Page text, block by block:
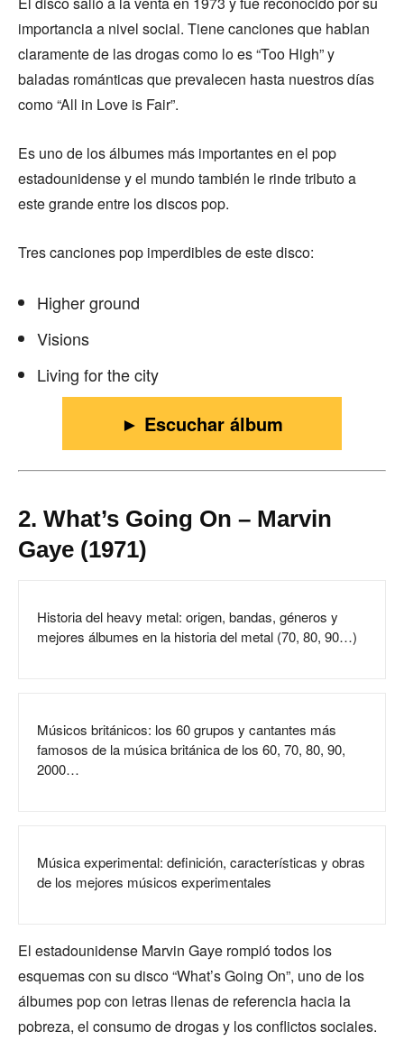
importancia a nivel social. Tiene canciones que hablan
claramente de las drogas como lo es “Too High” y
baladas románticas que prevalecen hasta nuestros días
como “All in Love is Fair”.
Es uno de los álbumes más importantes en el pop
estadounidense y el mundo también le rinde tributo a
este grande entre los discos pop.
Tres canciones pop imperdibles de este disco:
Higher ground
Visions
Living for the city
► Escuchar álbum
2. What’s Going On – Marvin
Gaye (1971)
Historia del heavy metal: origen, bandas, géneros y
mejores álbumes en la historia del metal (70, 80, 90…)
Músicos británicos: los 60 grupos y cantantes más
famosos de la música británica de los 60, 70, 80, 90,
2000…
Música experimental: definición, características y obras
de los mejores músicos experimentales
El estadounidense Marvin Gaye rompió todos los
esquemas con su disco “What’s Going On”, uno de los
álbumes pop con letras llenas de referencia hacia la
pobreza, el consumo de drogas y los conflictos sociales.